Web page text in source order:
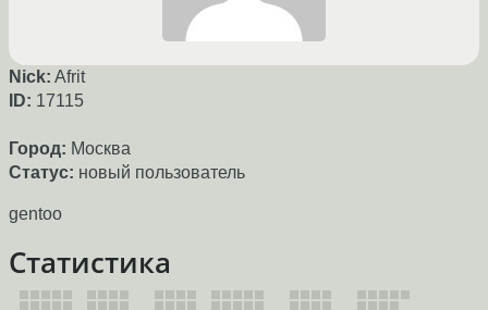
Nick: Afrit
ID: 17115
Город: Москва
Статус: новый пользователь
gentoo
Статистика